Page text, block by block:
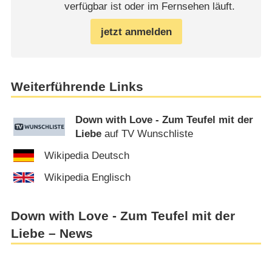
verfügbar ist oder im Fernsehen läuft.
jetzt anmelden
Weiterführende Links
Down with Love - Zum Teufel mit der
Liebe auf TV Wunschliste
Wikipedia Deutsch
Wikipedia Englisch
Down with Love - Zum Teufel mit der
Liebe – News